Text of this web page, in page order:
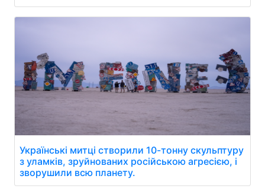
Українські митці створили 10-тонну скульптуру
з уламків, зруйнованих російською агресією, і
зворушили всю планету.